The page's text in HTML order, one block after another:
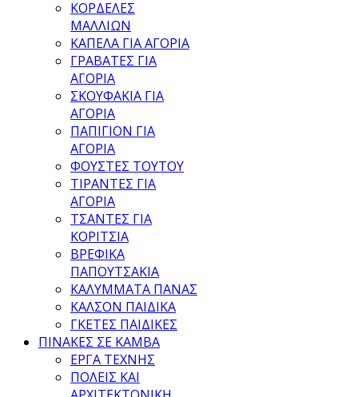
ΚΟΡΔΕΛΕΣ
ΜΑΛΛΙΩΝ
ΚΑΠΕΛΑ ΓΙΑ ΑΓΟΡΙΑ
ΓΡΑΒΑΤΕΣ ΓΙΑ
ΑΓΟΡΙΑ
ΣΚΟΥΦΑΚΙΑ ΓΙΑ
ΑΓΟΡΙΑ
ΠΑΠΙΓΙΟΝ ΓΙΑ
ΑΓΟΡΙΑ
ΦΟΥΣΤΕΣ ΤΟΥΤΟΥ
ΤΙΡΑΝΤΕΣ ΓΙΑ
ΑΓΟΡΙΑ
ΤΣΑΝΤΕΣ ΓΙΑ
ΚΟΡΙΤΣΙΑ
ΒΡΕΦΙΚΑ
ΠΑΠΟΥΤΣΑΚΙΑ
ΚΑΛΥΜΜΑΤΑ ΠΑΝΑΣ
ΚΑΛΣΟΝ ΠΑΙΔΙΚΑ
ΓΚΕΤΕΣ ΠΑΙΔΙΚΕΣ
ΠΙΝΑΚΕΣ ΣΕ ΚΑΜΒΑ
ΕΡΓΑ ΤΕΧΝΗΣ
ΠΟΛΕΙΣ ΚΑΙ